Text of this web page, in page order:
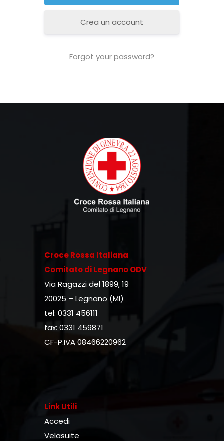
Crea un account
Forgot your password?
Croce Rossa Italiana
Comitato di Legnano ODV
Via Ragazzi del 1899, 19
20025 – Legnano (MI)
tel: 0331 456111
fax: 0331 459871
CF-P.IVA 08466220962
Link Utili
Accedi
Velasuite